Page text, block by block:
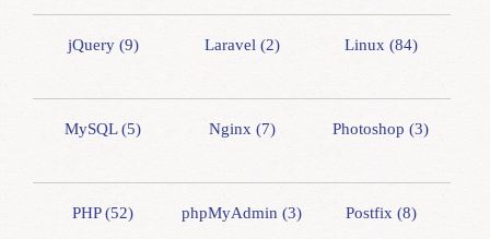
jQuery (9) Laravel (2) Linux (84)
MySQL (5) Nginx (7) Photoshop (3)
PHP (52) phpMyAdmin (3) Postfix (8)